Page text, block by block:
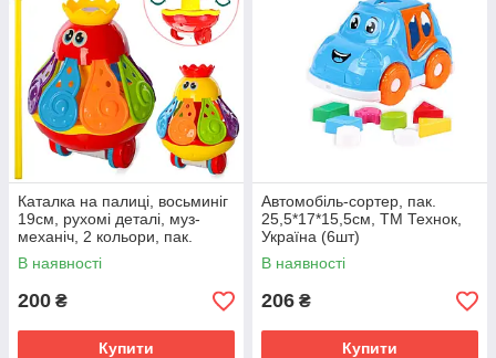
Каталка на палиці, восьминіг
19см, рухомі деталі, муз-
механіч, 2 кольори, пак.
19*14*14см (72шт)
В наявності
200 ₴
Купити
Автомобіль-сортер, пак.
25,5*17*15,5см, ТМ Технок,
Україна (6шт)
В наявності
206 ₴
Купити